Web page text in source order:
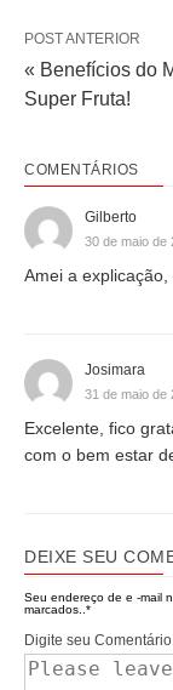
POST ANTERIOR
« Benefícios do
Super Fruta!
COMENTÁRIOS
Gilberto
30 de maio de
Amei a
Josimara
31 de maio de
Excelente, fico
com o bem estar
DEIXE SEU
Seu endereço de e -mail
marcados..*
Digite seu